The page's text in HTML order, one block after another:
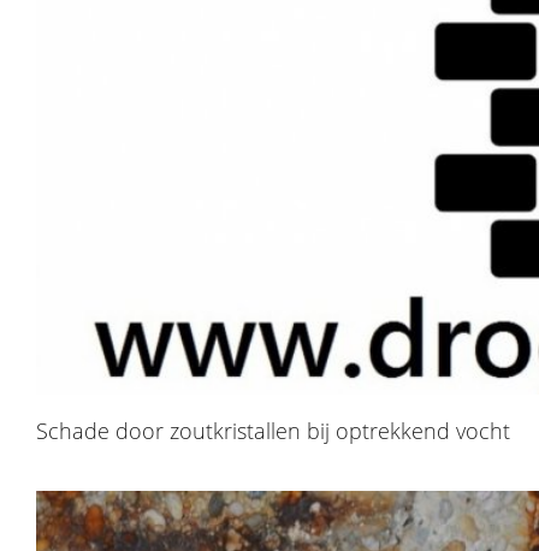
Schade door zoutkristallen bij optrekkend vocht